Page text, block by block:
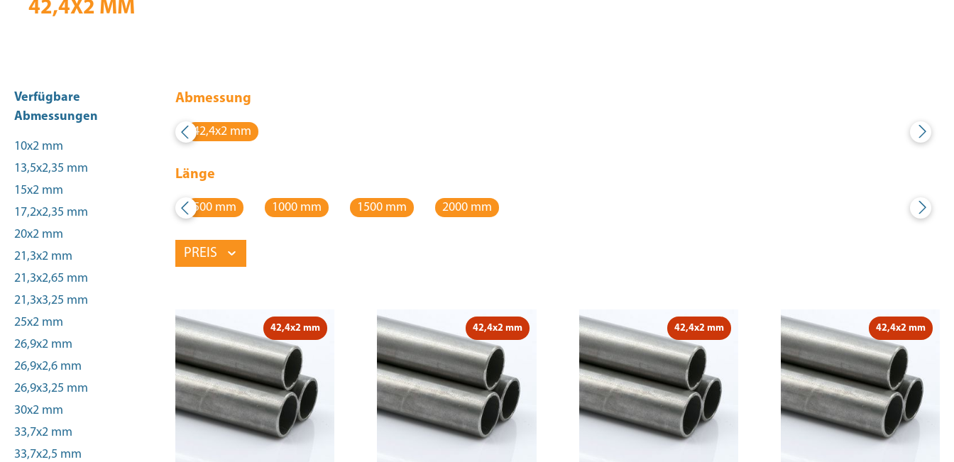
42,4X2 MM
Verfügbare
Abmessungen
10x2 mm
13,5x2,35 mm
15x2 mm
17,2x2,35 mm
20x2 mm
21,3x2 mm
21,3x2,65 mm
21,3x3,25 mm
25x2 mm
26,9x2 mm
26,9x2,6 mm
26,9x3,25 mm
30x2 mm
33,7x2 mm
33,7x2,5 mm
Abmessung
42,4x2 mm
Länge
500 mm 1000 mm 1500 mm 2000 mm
PREIS
42,4x2 mm 42,4x2 mm 42,4x2 mm 42,4x2 mm